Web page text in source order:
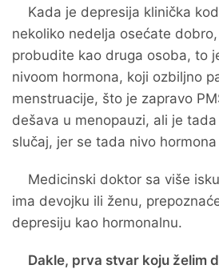
Kada je depresija klinička
nekoliko nedelja osećate
probudite kao druga osoba, to
nivoom hormona, koji ozbiljno
menstruacije, što je zapravo
dešava u menopauzi, ali je
slučaj, jer se tada nivo
Medicinski doktor sa više
ima devojku ili ženu,
depresiju kao hormonalnu.
Dakle, prva stvar koju želim